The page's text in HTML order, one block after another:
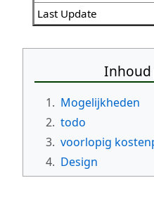
Last Update
Inhoud
1. Mogelijkheden
2. todo
3. voorlopig
4. Design